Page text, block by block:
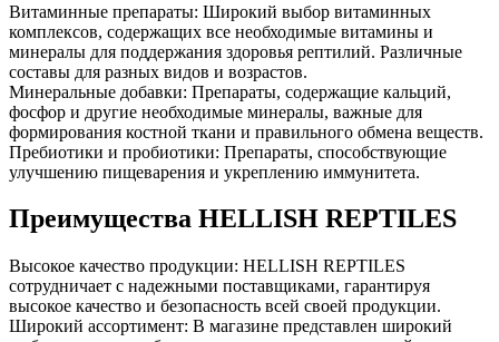
Витаминные препараты: Широкий выбор витаминных
комплексов, содержащих все необходимые витамины и
минералы для поддержания здоровья рептилий. Различные
составы для разных видов и возрастов.
Минеральные добавки: Препараты, содержащие кальций,
фосфор и другие необходимые минералы, важные для
формирования костной ткани и правильного обмена веществ.
Пребиотики и пробиотики: Препараты, способствующие
улучшению пищеварения и укреплению иммунитета.
Преимущества HELLISH REPTILES
Высокое качество продукции: HELLISH REPTILES
сотрудничает с надежными поставщиками, гарантируя
высокое качество и безопасность всей своей продукции.
Широкий ассортимент: В магазине представлен широкий